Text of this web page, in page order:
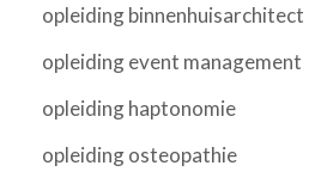
opleiding binnenhuisarchitect
opleiding event management
opleiding haptonomie
opleiding osteopathie